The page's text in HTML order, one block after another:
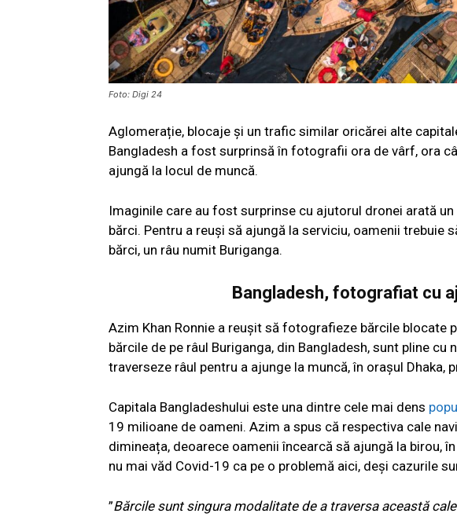
Foto: Digi 24
Aglomerație, blocaje și un trafic similar oricărei alte
Bangladesh a fost surprinsă în fotografii ora de vârf, ora
ajungă la locul de muncă.
Imaginile care au fost surprinse cu ajutorul dronei arată
bărci. Pentru a reuși să ajungă la serviciu, oamenii trebuie
bărci, un râu numit Buriganga.
Bangladesh, fotografiat cu
Azim Khan Ronnie a reușit să fotografieze bărcile blocate
bărcile de pe râul Buriganga, din Bangladesh, sunt pline
traverseze râul pentru a ajunge la muncă, în orașul Dhaka,
Capitala Bangladeshului este una dintre cele mai dens
19 milioane de oameni. Azim a spus că respectiva cale
dimineața, deoarece oamenii încearcă să ajungă la birou,
nu mai văd Covid-19 ca pe o problemă aici, deși cazurile
”Bărcile sunt singura modalitate de a traversa această